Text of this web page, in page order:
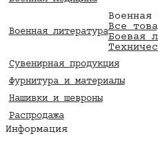
Военная литература
Военная
Все
Боевая
Сувенирная продукция
Фурнитура и материалы
Нашивки и шевроны
Распродажа
Информация